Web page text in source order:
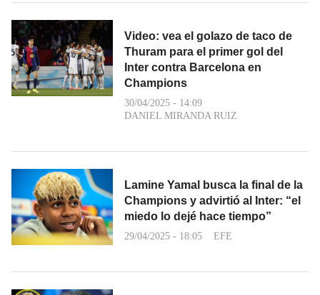
Video: vea el golazo de taco de
Thuram para el primer gol del
Inter contra Barcelona en
Champions
30/04/2025 - 14:09
DANIEL MIRANDA RUIZ
Lamine Yamal busca la final de la
Champions y advirtió al Inter: “el
miedo lo dejé hace tiempo”
29/04/2025 - 18:05 EFE